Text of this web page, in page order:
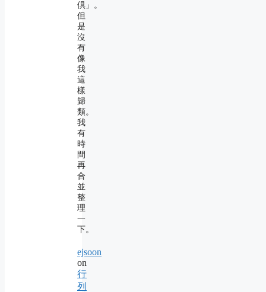
倶」。
但
是
沒
有
像
我
這
樣
歸
類。
我
有
時
間
再
合
並
整
理
一
下。
ejsoon
on
行
列